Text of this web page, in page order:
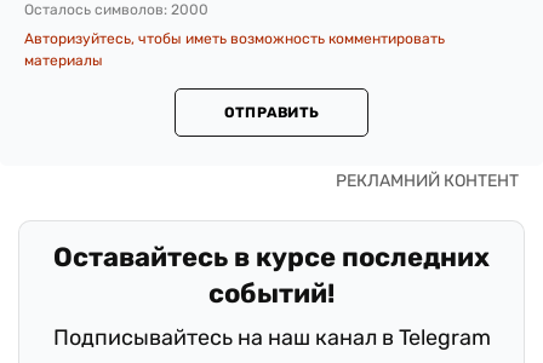
Осталось символов: 2000
Авторизуйтесь, чтобы иметь возможность комментировать
материалы
ОТПРАВИТЬ
Оставайтесь в курсе последних
событий!
Подписывайтесь на наш канал в Telegram